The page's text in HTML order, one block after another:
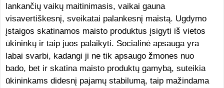
lankančių vaikų maitinimasis, vaikai gauna
visavertiškesnį, sveikatai palankesnį maistą. Ugdymo
įstaigos skatinamos maisto produktus įsigyti iš vietos
ūkininkų ir taip juos palaikyti. Socialinė apsauga yra
labai svarbi, kadangi ji ne tik apsaugo žmones nuo
bado, bet ir skatina maisto produktų gamybą, suteikia
ūkininkams didesnį pajamų stabilumą, taip mažindama